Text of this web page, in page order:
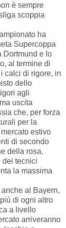
è sempre
scoppia
ha
Supercoppa
Dortmund e lo
al termine di
calci di rigore, in
dello
agli
uscita
che, per forza
per la
estivo
di secondo
della rosa.
dei tecnici
la massima
al Bayern,
di ogni altro
a livello
arriveranno